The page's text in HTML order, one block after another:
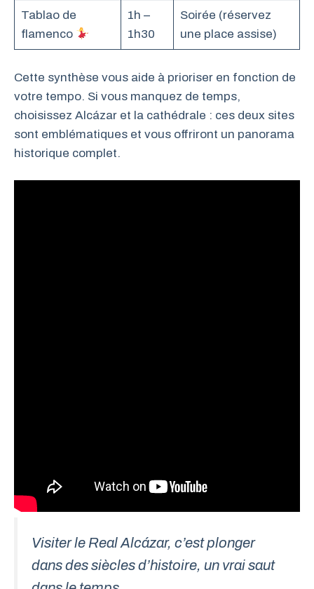
Tablao de
flamenco
1h –
1h30
Soirée (réservez
une place assise)
Cette synthèse vous aide à prioriser en fonction de
votre tempo. Si vous manquez de temps,
choisissez Alcázar et la cathédrale : ces deux sites
sont emblématiques et vous offriront un panorama
historique complet.
Visiter le Real Alcázar, c’est plonger
dans des siècles d’histoire, un vrai saut